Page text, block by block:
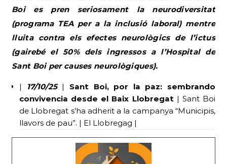
Boi es pren seriosament la neurodiversitat
(programa TEA per a la inclusió laboral) mentre
lluita contra els efectes neurològics de l’ictus
(gairebé el 50% dels ingressos a l’Hospital de
Sant Boi per causes neurològiques).
| 17/10/25| Sant Boi, por la paz: sembrando
convivencia desde el Baix Llobregat| Sant Boi
de Llobregat s’ha adherit a la campanya “Municipis,
llavors de pau”. | El Llobregag |